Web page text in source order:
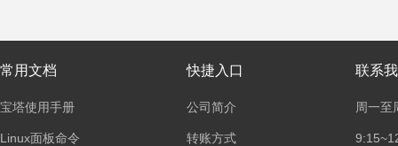
常用文档
宝塔使用手册
Linux面板命令
快捷入口
公司简介
转账方式
联系
周一至